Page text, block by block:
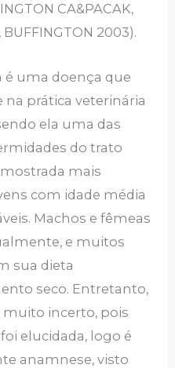
CA&PACAK,
BUFFINGTON 2003).
é uma doença que
prática veterinária
ela uma das
do trato
mais
com idade média
Machos e fêmeas
e muitos
sua dieta
seco. Entretanto,
muito incerto, pois
elucidada, logo é
anamnese, visto